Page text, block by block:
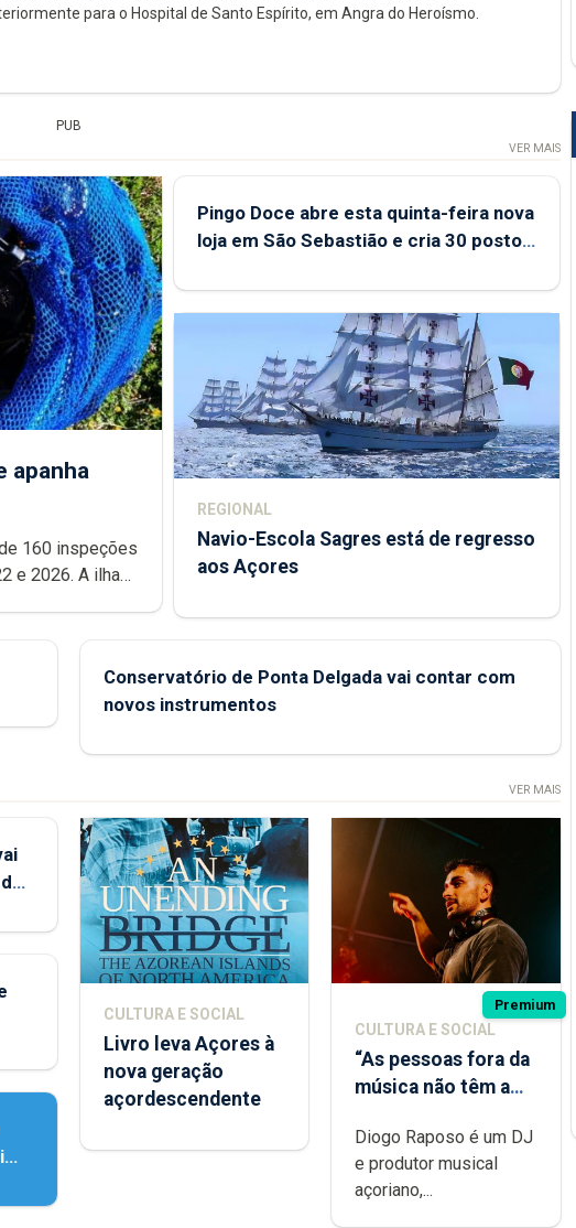
para o Hospital de Santo Espírito, em Angra do Heroísmo.
PUB
VER MAIS
apanha
Pingo Doce abre esta quinta-feira nova
loja em São Sebastião e cria 30 postos
REGIONAL
Navio-Escola Sagres está de regresso
aos Açores
Conservatório de Ponta Delgada vai contar com
novos instrumentos
VER MAIS
CULTURA E SOCIAL
Livro leva Açores à
nova geração
açordescendente
Premium
CULTURA E SOCIAL
“As pessoas fora da
música não têm a
difícil é produzir
uma música”
Diogo Raposo é um DJ
e produtor musical
açoriano,...